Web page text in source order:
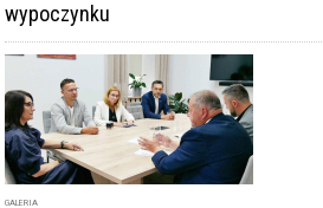
wypoczynku
GALERIA